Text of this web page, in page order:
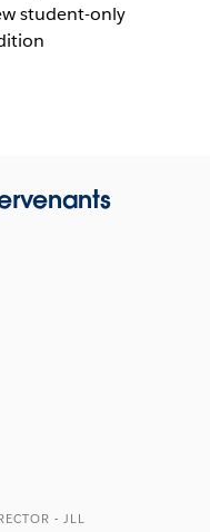
student-only
- JLL